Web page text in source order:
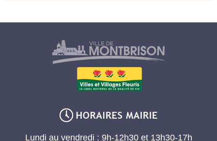
Lundi au vendredi : 9h-12h30 et 13h30-17h